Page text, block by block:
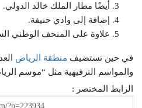
أيضًا مطار الملك خالد الدولي.
إضافة إلى وادي حنيفة.
علاوة على المتحف الوطني
في حين تستضيف منطقة الرياض
والمواسم الترفيهية مثل “موسم
الرابط المختصر :